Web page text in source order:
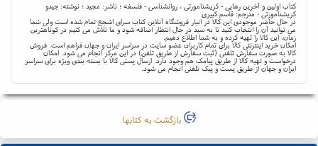
کتاب اولین و آخرین رهایی - کریشنامورتی ، روانشناسی - فلسفه ؛ ناشر: مجید ؛ نوشته: جیدو
کریشنامورتی ؛ مترجم: قاسم کبیری
در حال حاضر موجودی این کالا در انبار فروشگاه آنلاین کتاب سرای اشجع تمام شده است ولی شما
می توانید آن را انتخاب کنید تا به سبد در حال انتظار اضافه شود و ما تلاش می کنیم در کوتاهترین
زمان، این کالا را تهیه کرده و به شما اطلاع دهیم.
امکان خرید اینترنتی کالا برای تمام کاربران عضو سایت در سراسر ایران و جهان فراهم است. فروش
کالا به صورت سفارش تلفنی (ثبت سفارش از طریق تلفن) در این مرکز انجام می شود. امکان
درخواست و تهیه کالا از طریق پیامک هم وجود دارد. ارسال پستی کالا با بسته بندی ویژه برای سراسر
ایران و جهان از طریق پست و پیک تلفنی انجام می شود.
بازگشت به کتابها